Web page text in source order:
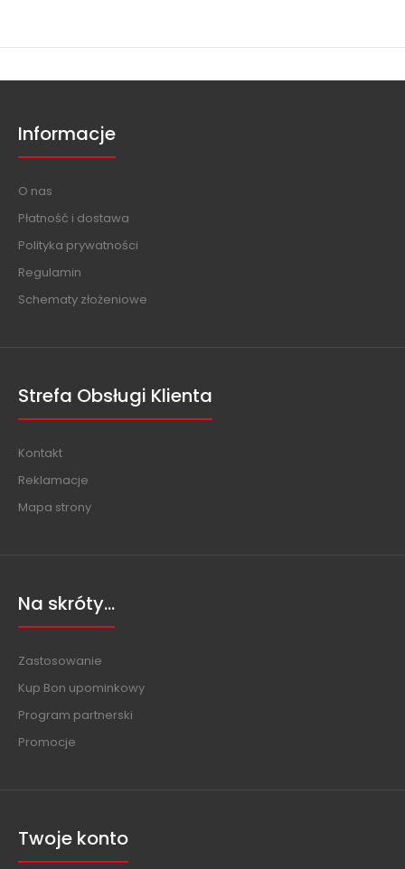
Informacje
O nas
Płatność i dostawa
Polityka prywatności
Regulamin
Schematy złożeniowe
Strefa Obsługi Klienta
Kontakt
Reklamacje
Mapa strony
Na skróty...
Zastosowanie
Kup Bon upominkowy
Program partnerski
Promocje
Twoje konto